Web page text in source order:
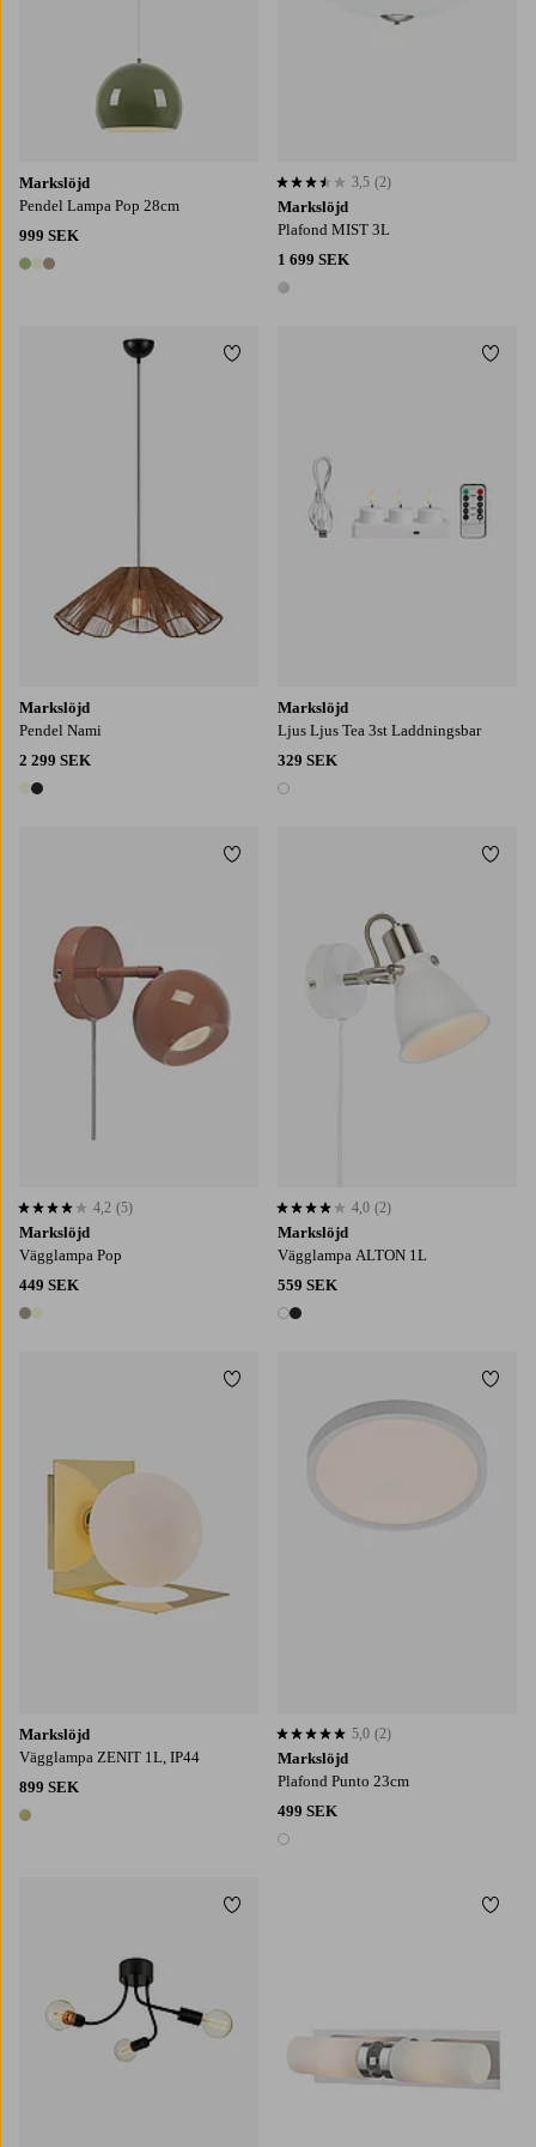
Markslöjd
Pendel Lampa Pop 28cm
999 SEK
3 färger
Markslöjd
Plafond MIST 3L
1 699 SEK
1 färg
3,5 baserat på 2 st betyg
3,5 (2)
Markslöjd
Pendel Nami
2 299 SEK
2 färger
Lägg till i favoriter
Markslöjd
Ljus Ljus Tea 3st Laddningsbar
329 SEK
1 färg
Markslöjd
Vägglampa Pop
449 SEK
2 färger
4,2 baserat på 5 st betyg
4,2 (5)
Lägg till i favoriter
Markslöjd
Vägglampa ALTON 1L
559 SEK
2 färger
4,0 baserat på 2 st betyg
4,0 (2)
Markslöjd
Vägglampa ZENIT 1L, IP44
899 SEK
1 färg
Lägg till i favoriter
Markslöjd
Plafond Punto 23cm
499 SEK
1 färg
5,0 baserat på 2 st betyg
5,0 (2)
Lägg till i favoriter